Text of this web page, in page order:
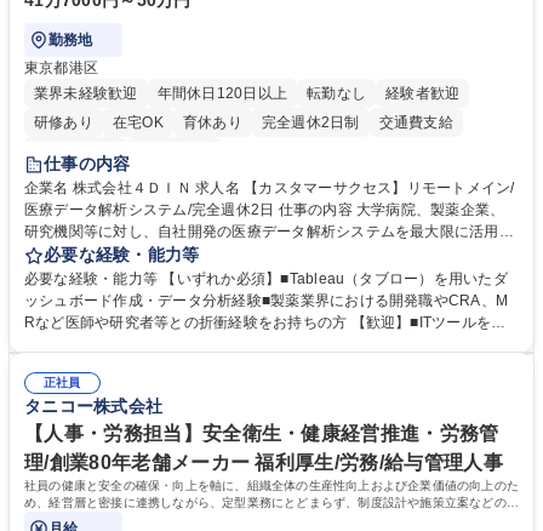
勤務地
東京都港区
業界未経験歓迎
年間休日120日以上 転勤なし
経験者歓迎
研修あり
在宅OK 育休あり 完全週休2日制
交通費支給
駅近5分以内
仕事の内容
企業名 株式会社４ＤＩＮ 求人名 【カスタマーサクセス】リモートメイン/
医療データ解析システム/完全週休2日 仕事の内容 大学病院、製薬企業、
研究機関等に対し、自社開発の医療データ解析システムを最大限に活用
し、研究成果を最大化していただくための導入後サポートや解析コンサル
ティング、活用アドバイス業務等をお任せします。 ■活用コンサルティン
グ：疾患再発率の調査や薬剤効果の可視化等の目的に合わせ、プラットフ
ォーム上で可能な解析手法を提案 ■オンボーディング：ツールの操作説明
療現場のDX化を推進するやりがいがあります。【業務内容の変更範囲】
当社の指定する業務 募集職種 【カスタマーサクセス】リモートメイン/医
療データ解析システム/完全週休2日
必要な経験・能力等
必要な経験・能力等 【いずれか必須】■Tableau（タブロー）を用いたダ
ッシュボード作成・データ分析経験■製薬業界における開発職やCRA、M
Rなど医師や研究者等との折衝経験をお持ちの方 【歓迎】■ITツールを用
ート体制を構築しています。 【採用背景】導入先が急増しており、専任の
カスタマーサクセス組織を強化するための増員採用です。営業担当からの
丁寧なOJTがあり、医療データ解析の専門知識をキャッチアップできる環
境です。社会貢献性の高い分野で専門性を磨きたい方を歓迎します。 学
歴・資格 学歴：大学院 大学 高専 短大 専修学校 高校 語学力： 資格：
正社員
タニコー株式会社
【人事・労務担当】安全衛生・健康経営推進・労務管
理/創業80年老舗メーカー 福利厚生/労務/給与管理人事
社員の健康と安全の確保・向上を軸に、組織全体の生産性向上および企業価値の向上のた
め、経営層と密接に連携しながら、定型業務にとどまらず、制度設計や施策立案などの上
流工程から関与していただきます。